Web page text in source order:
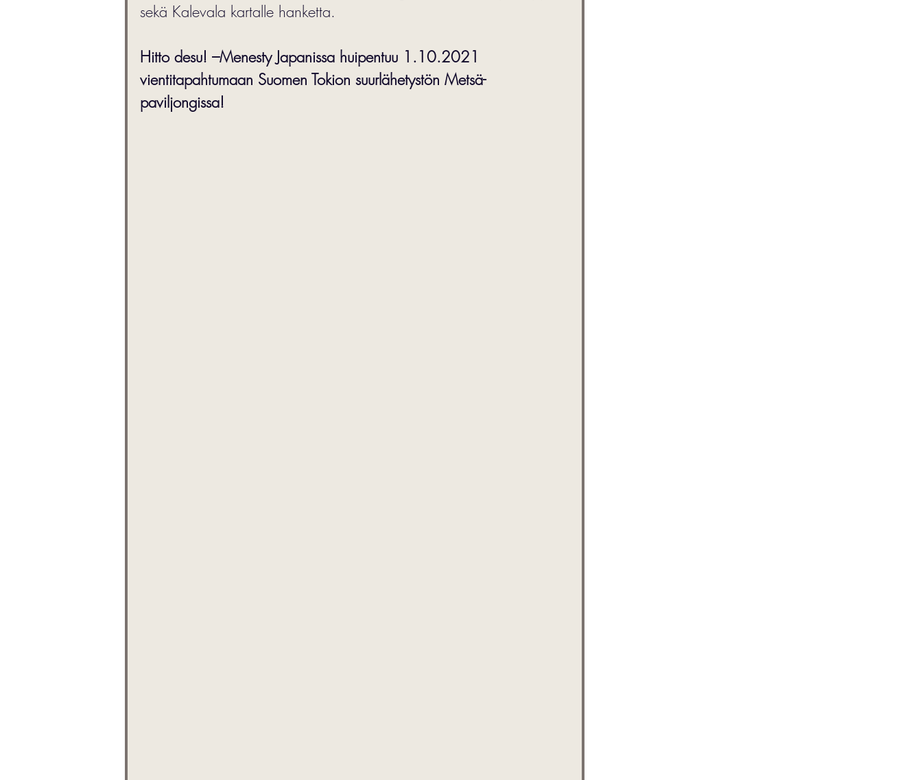
sekä Kalevala kartalle hanketta.
Hitto desu! –Menesty Japanissa huipentuu 1.10.2021
vientitapahtumaan Suomen Tokion suurlähetystön Metsä-
paviljongissa!